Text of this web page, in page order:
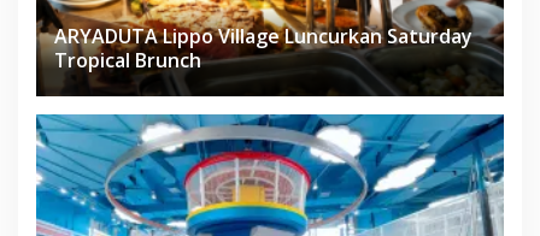
ARYADUTA Lippo Village Luncurkan Saturday
Tropical Brunch